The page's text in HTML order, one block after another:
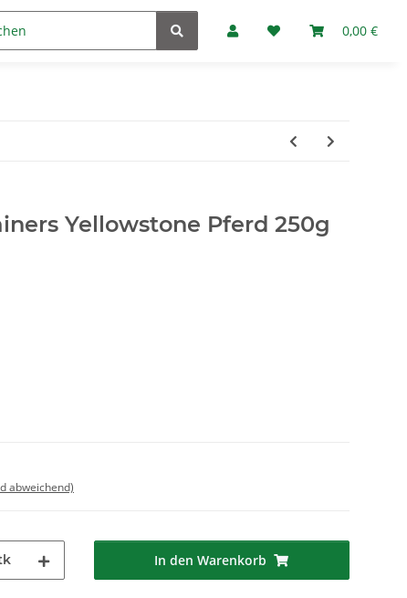
0,00 €
Marken
Yellowstone Pferd 250g
abweichend)
In den Warenkorb